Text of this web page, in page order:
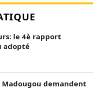
le 4è rapport
adopté
Madougou demandent